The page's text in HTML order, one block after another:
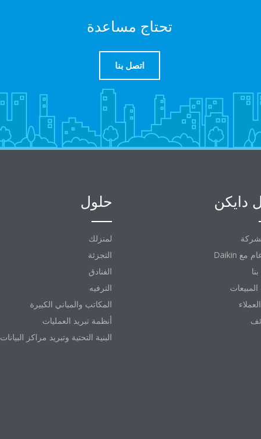
تحتاج مساعدة
اتصل بنا
حلول
لمنزلك
التجزئة
الفنادق
الترفيه
المكاتب والمباني الكبيرة
أنظمة تبريد العمليات
البنية التحتية وتبريد مراكز البيانات
دايكن